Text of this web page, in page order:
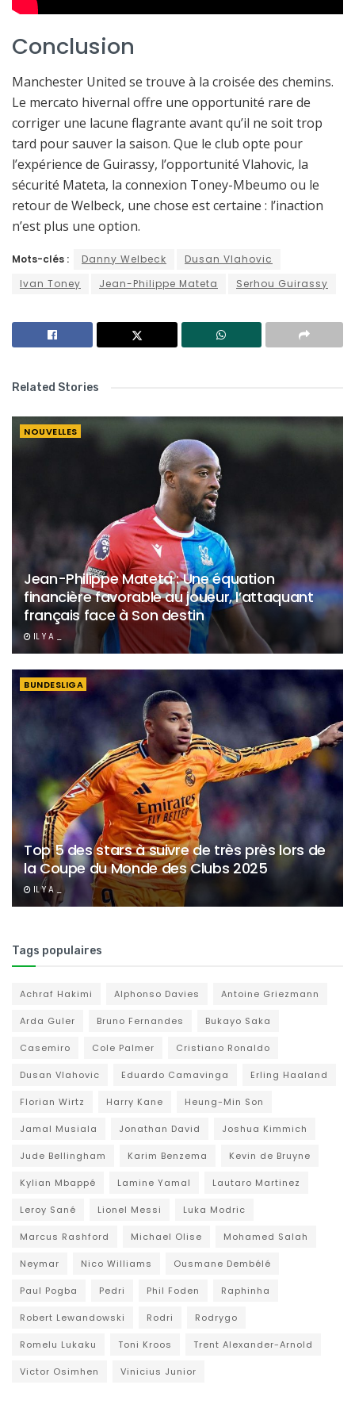
Conclusion
Manchester United se trouve à la croisée des chemins.
Le mercato hivernal offre une opportunité rare de
corriger une lacune flagrante avant qu’il ne soit trop
tard pour sauver la saison. Que le club opte pour
l’expérience de Guirassy, l’opportunité Vlahovic, la
sécurité Mateta, la connexion Toney-Mbeumo ou le
retour de Welbeck, une chose est certaine : l’inaction
n’est plus une option.
Mots-clés : Danny Welbeck
Dusan Vlahovic
Ivan Toney
Jean-Philippe Mateta Serhou Guirassy
Related Stories
NOUVELLES
Jean-Philippe Mateta : Une équation
financière favorable au joueur, l’attaquant
français face à Son destin
IL Y A _
BUNDESLIGA
Top 5 des stars à suivre de très près lors de
la Coupe du Monde des Clubs 2025
IL Y A _
Tags populaires
Achraf Hakimi Alphonso Davies Antoine Griezmann
Arda Guler Bruno Fernandes Bukayo Saka
Casemiro Cole Palmer Cristiano Ronaldo
Dusan Vlahovic Eduardo Camavinga Erling Haaland
Florian Wirtz Harry Kane Heung-Min Son
Jamal Musiala Jonathan David Joshua Kimmich
Jude Bellingham Karim Benzema Kevin de Bruyne
Kylian Mbappé Lamine Yamal Lautaro Martinez
Leroy Sané Lionel Messi Luka Modric
Marcus Rashford Michael Olise Mohamed Salah
Neymar Nico Williams Ousmane Dembélé
Paul Pogba Pedri Phil Foden Raphinha
Robert Lewandowski Rodri Rodrygo
Romelu Lukaku Toni Kroos Trent Alexander-Arnold
Victor Osimhen Vinicius Junior